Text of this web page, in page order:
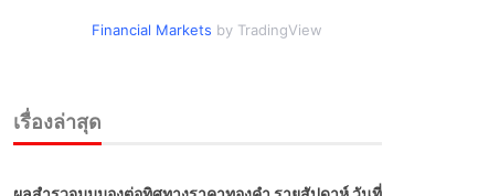
Financial Markets by TradingView
เรื่องล่าสุด